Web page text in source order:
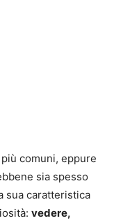
comuni, eppure
sia spesso
sua caratteristica
vedere,